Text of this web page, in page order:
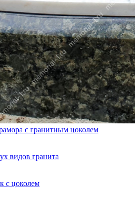
с гранитным цоколем
видов гранита
с цоколем